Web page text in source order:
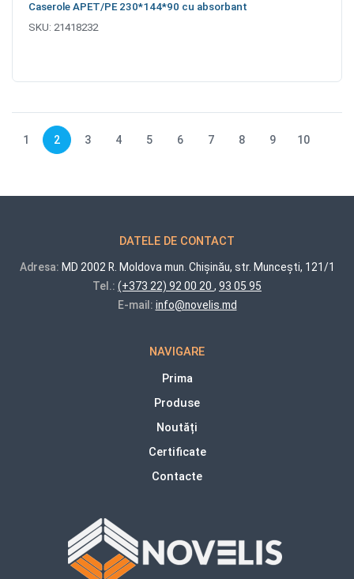
Caserole APET/PE 230*144*90 cu absorbant
SKU: 21418232
1 2 3 4 5 6 7 8 9 10
DATELE DE CONTACT
Adresa: MD 2002 R. Moldova mun. Chișinău, str. Muncești, 121/1
Tel.: (+373 22) 92 00 20 , 93 05 95
E-mail: info@novelis.md
NAVIGARE
Prima
Produse
Noutăți
Certificate
Contacte